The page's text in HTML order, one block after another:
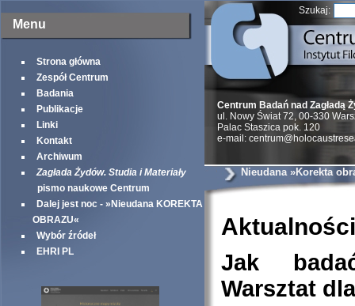
Menu
Strona główna
Zespół Centrum
Badania
Publikacje
Linki
Kontakt
Archiwum
Zagłada Żydów. Studia i Materiały
pismo naukowe Centrum
Dalej jest noc - »Nieudana KOREKTA
OBRAZU«
Wybór źródeł
EHRI PL
Szukaj:
Centrum Badań nad Zagładą
ul. Nowy Świat 72, 00-330
Palac Staszica pok. 120
e-mail:
Nieudana »Korekta
Aktualności
Jak
Warsztat